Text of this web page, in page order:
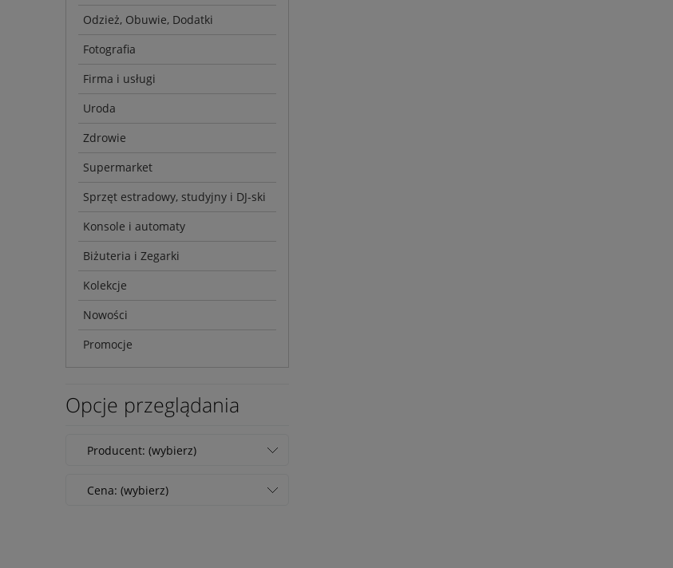
Odzież, Obuwie, Dodatki
Fotografia
Firma i usługi
Uroda
Zdrowie
Supermarket
Sprzęt estradowy, studyjny i DJ-ski
Konsole i automaty
Biżuteria i Zegarki
Kolekcje
Nowości
Promocje
Opcje przeglądania
Producent: (wybierz)
Cena: (wybierz)